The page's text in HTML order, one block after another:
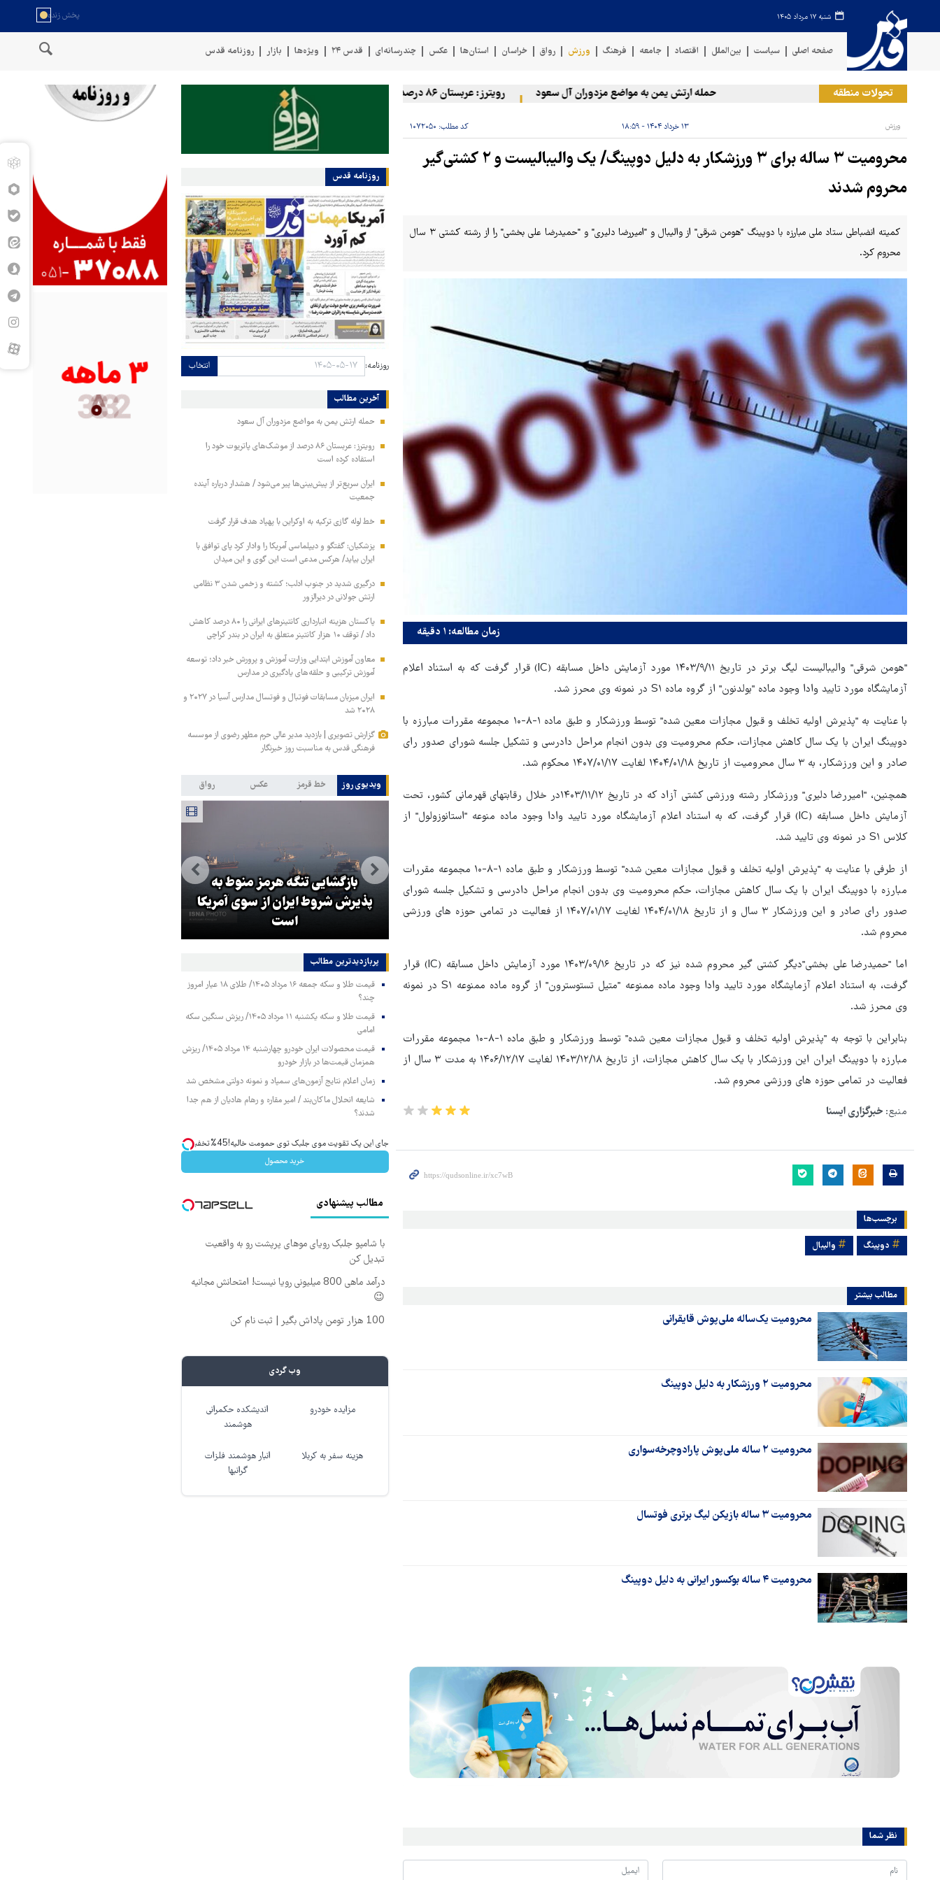
شنبه ۱۷ مرداد ۱۴۰۵
صفحه اصلی سیاست بین‌الملل اقتصاد جامعه فرهنگ ورزش رواق خراسان استان‌ها عکس چندرسانه‌ای قدس ۲۴ ویژه‌ها بازار روزنامه قدس
تحولات منطقه حمله ارتش یمن به مواضع مزدوران آل سعود رویترز: عربستان ۸۶ درصد از موشک‌های پاتریوت خود را استفاده کرده است خط لوله گازی ترکیه به اوکراین با پهپاد هدف
ورزش ۱۳ خرداد ۱۴۰۴ - ۱۸:۵۹ کد مطلب: ۱۰۷۲۰۵۰
محرومیت ۳ ساله برای ۳ ورزشکار به دلیل دوپینگ/ یک والیبالیست و ۲ کشتی‌گیر
محروم شدند
کمیته انضباطی ستاد ملی مبارزه با دوپینگ "هومن شرقی" از والیبال و "امیررضا دلیری" و "حمیدرضا علی بخشی" را از رشته کشتی ۳ سال
محروم کرد.
زمان مطالعه: ۱ دقیقه
"هومن شرقی" والیبالیست لیگ برتر در تاریخ ۱۴۰۳/۹/۱۱ مورد آزمایش داخل مسابقه (IC) قرار گرفت که به استناد اعلام
آزمایشگاه مورد تایید وادا وجود ماده "بولدنون" از گروه ماده S۱ در نمونه وی محرز شد.
با عنایت به "پذیرش اولیه تخلف و قبول مجازات معین شده" توسط ورزشکار و طبق ماده ۱-۸-۱۰ مجموعه مقررات مبارزه با
دوپینگ ایران با یک سال کاهش مجازات، حکم محرومیت وی بدون انجام مراحل دادرسی و تشکیل جلسه شورای صدور رای
صادر و این ورزشکار، به ۳ سال محرومیت از تاریخ ۱۴۰۴/۰۱/۱۸ لغایت ۱۴۰۷/۰۱/۱۷ محکوم شد.
همچنین، "امیررضا دلیری" ورزشکار رشته ورزشی کشتی آزاد که در تاریخ ۱۴۰۳/۱۱/۱۲در خلال رقابتهای قهرمانی کشور، تحت
آزمایش داخل مسابقه (IC) قرار گرفت، که به استناد اعلام آزمایشگاه مورد تایید وادا وجود ماده منوعه "استانوزولول" از
کلاس S۱ در نمونه وی تایید شد.
از طرفی با عنایت به "پذیرش اولیه تخلف و قبول مجازات معین شده" توسط ورزشکار و طبق ماده ۱-۸-۱۰ مجموعه مقررات
مبارزه با دوپینگ ایران با یک سال کاهش مجازات، حکم محرومیت وی بدون انجام مراحل دادرسی و تشکیل جلسه شورای
صدور رای صادر و این ورزشکار ۳ سال و از تاریخ ۱۴۰۴/۰۱/۱۸ لغایت ۱۴۰۷/۰۱/۱۷ از فعالیت در تمامی حوزه های ورزشی
محروم شد.
اما "حمیدرضا علی بخشی"دیگر کشتی گیر محروم شده نیز که در تاریخ ۱۴۰۳/۰۹/۱۶ مورد آزمایش داخل مسابقه (IC) قرار
گرفت، به استناد اعلام آزمایشگاه مورد تایید وادا وجود ماده ممنوعه "متیل تستوسترون" از گروه ماده ممنوعه S۱ در نمونه
وی محرز شد.
بنابراین با توجه به "پذیرش اولیه تخلف و قبول مجازات معین شده" توسط ورزشکار و طبق ماده ۱-۸-۱۰ مجموعه مقررات
مبارزه با دوپینگ ایران این ورزشکار با یک سال کاهش مجازات، از تاریخ ۱۴۰۳/۱۲/۱۸ لغایت ۱۴۰۶/۱۲/۱۷ به مدت ۳ سال از
فعالیت در تمامی حوزه های ورزشی محروم شد.
منبع: خبرگزاری ایسنا
برچسب‌ها
دوپینگ والیبال
مطالب بیشتر
محرومیت یک‌ساله ملی‌پوش قایقرانی
محرومیت ۲ ورزشکار به دلیل دوپینگ
محرومیت ۲ ساله ملی‌پوش پارادوچرخه‌سواری
محرومیت ۳ ساله بازیکن لیگ برتری فوتسال
محرومیت ۴ ساله بوکسور ایرانی به دلیل دوپینگ
نظر شما
روزنامه قدس
روزنامه: انتخاب
آخرین مطالب
حمله ارتش یمن به مواضع مزدوران آل سعود
رویترز: عربستان ۸۶ درصد از موشک‌های پاتریوت خود را
استفاده کرده است
ایران سریع‌تر از پیش‌بینی‌ها پیر می‌شود / هشدار درباره آینده
جمعیت
خط لوله گازی ترکیه به اوکراین با پهپاد هدف قرار گرفت
پزشکیان: گفتگو و دیپلماسی آمریکا را وادار کرد پای توافق با
ایران بیاید/ هرکس مدعی است این گوی و این میدان
درگیری شدید در جنوب ادلب؛ کشته و زخمی شدن ۳ نظامی
ارتش جولانی در دیرالزور
پاکستان هزینه انبارداری کانتینرهای ایرانی را ۸۰ درصد کاهش
داد / توقف ۱۰ هزار کانتینر متعلق به ایران در بندر کراچی
معاون آموزش ابتدایی وزارت آموزش و پرورش خبر داد؛ توسعه
آموزش ترکیبی و حلقه‌های یادگیری در مدارس
ایران میزبان مسابقات فوتبال و فوتسال مدارس آسیا در ۲۰۲۷ و
۲۰۲۸ شد
گزارش تصویری | بازدید مدیر عالی حرم مطهر رضوی از موسسه
فرهنگی قدس به مناسبت روز خبرنگار
ویدیوی روز خط قرمز عکس رواق
تنگه هرمز منوط به
ایران از سوی آمریکا
پزشکیان: گفت‌وگوها آمریکا را
مجبور به همراهی کرد
بازدید استاندار خراسان رضوی از
موسسه فرهنگی قدس در روز
خبرنگار
بازگشایی تنگه هرمز منوط به
پذیرش شروط ایران از سوی آمریکا
است
پربازدیدترین‌ مطالب
قیمت طلا و سکه جمعه ۱۶ مرداد ۱۴۰۵/ طلای ۱۸ عیار امروز
چند؟
قیمت طلا و سکه یکشنبه ۱۱ مرداد ۱۴۰۵/ ریزش سنگین سکه
امامی
قیمت محصولات ایران خودرو چهارشنبه ۱۴ مرداد ۱۴۰۵/ ریزش
همزمان قیمت‌ها در بازار خودرو
زمان اعلام نتایج آزمون‌های سمپاد و نمونه دولتی مشخص شد
شایعه انحلال ماکان‌بند / امیر مقاره و رهام هادیان از هم جدا
شدند؟
جای این پک تقویت موی جلبک توی حمومت خالیه!45%تخفیف
خرید محصول
مطالب پیشنهادی
با شامپو جلبک رویای موهای پرپشت رو به واقعیت
تبدیل کن
درآمد ماهی 800 میلیونی رویا نیست! امتحانش مجانیه
😉
100 هزار تومن پاداش بگیر | ثبت نام کن
وب گردی
مزایده خودرو
اندیشکده حکمرانی
هوشمند
هزینه سفر به کربلا
انبار هوشمند فلزات
گرانبها